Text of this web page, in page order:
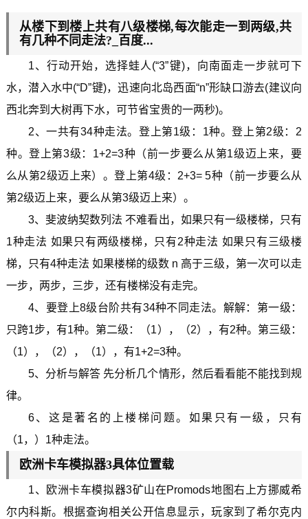
从楼下到楼上共有八级楼梯,每次能走一到两级,共
有几种不同走法?_百度...
1、行动开始，选择蛙人(“3”键)，向南面走一步就可下
水，潜入水中(“D”键)，迅速向北岛西面“n”形缺口游去(建议向
西北奔到大树再下水，可节省宝贵的一两秒)。
2、一共有34种走法。登上第1级：1种。登上第2级：2
种。登上第3级：1+2=3种（前一步要么从第1级迈上来，要
么从第2级迈上来）。登上第4级：2+3= 5种（前一步要么从
第2级迈上来，要么从第3级迈上来）。
3、斐波纳契数列法 不难看出，如果只有一级楼梯，只有
1种走法 如果只有两级楼梯，只有2种走法 如果只有三级楼
梯，只有4种走法 如果楼梯的级数 n 高于三级，第一次可以走
一步，两步，三步，还有楼梯没有走完。
4、要登上8级台阶共有34种不同走法。解解：第一级：
只跨1步，有1种。第二级：（1），（2），有2种。第三级：
（1），（2），（1），有1+2=3种。
5、分析与解答 先分析几个情形，然后看看能不能找到规
律。
6、这是著名的上楼梯问题。如果只有一级，只有
（1，）1种走法。
欧洲卡车模拟器3具体位置载
1、欧洲卡车模拟器3矿山在Promods地图右上方挪威希
尔内科斯。根据查询相关公开信息显示，玩家到了希尔克内